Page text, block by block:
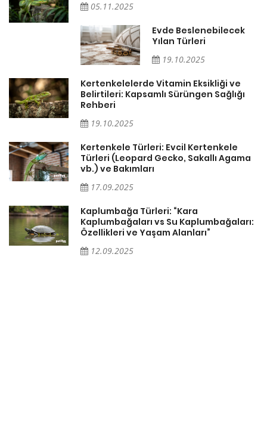
05.11.2025
Evde Beslenebilecek
Yılan Türleri
19.10.2025
Kertenkelelerde Vitamin Eksikliği ve
Belirtileri: Kapsamlı Sürüngen Sağlığı
Rehberi
19.10.2025
Kertenkele Türleri: Evcil Kertenkele
Türleri (Leopard Gecko, Sakallı Agama
vb.) ve Bakımları
17.09.2025
Kaplumbağa Türleri: “Kara
Kaplumbağaları vs Su Kaplumbağaları:
Özellikleri ve Yaşam Alanları”
12.09.2025